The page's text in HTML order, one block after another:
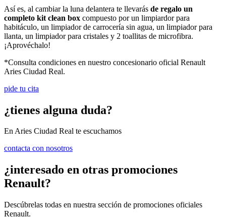
Así es, al cambiar la luna delantera te llevarás de regalo un
completo kit clean box compuesto por un limpiardor para
habitáculo, un limpiador de carrocería sin agua, un limpiador para
llanta, un limpiador para cristales y 2 toallitas de microfibra.
¡Aprovéchalo!
*Consulta condiciones en nuestro concesionario oficial Renault
Aries Ciudad Real.
pide tu cita
¿tienes alguna duda?
En Aries Ciudad Real te escuchamos
contacta con nosotros
¿interesado en otras promociones
Renault?
Descúbrelas todas en nuestra sección de promociones oficiales
Renault.